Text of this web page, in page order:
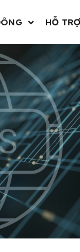
HỖ TRỢ